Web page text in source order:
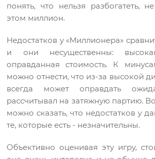
понять, что нельзя разбогатеть,
этом миллион.
Недостатков у «Миллионера»
и они несущественны:
оправданная стоимость. К
можно отнести, что из-за высокой
всегда может оправдать
рассчитывал на затяжную партию.
можно сказать, что недостатков у
те, которые есть - незначительны.
Объективно оценивая эту игру,